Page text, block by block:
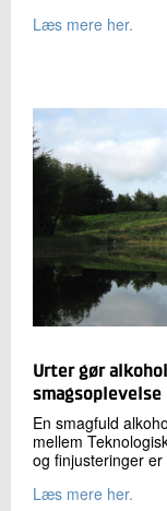
Læs mere her.
Urter gør
smagsoplevelse
En smagfuld
mellem
og finjusteringer
Læs mere her.